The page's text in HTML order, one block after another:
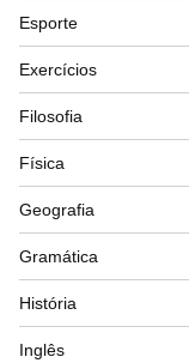
Esporte
Exercícios
Filosofia
Física
Geografia
Gramática
História
Inglês